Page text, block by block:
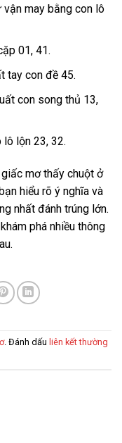
vận may bằng con lô
01, 41.
tay con đề 45.
con song thủ 13,
lô lộn 23, 32.
mơ thấy chuột ở
hiểu rõ ý nghĩa và
nhất đánh trúng lớn.
phá nhiều thông
. Đánh dấu liên kết thường